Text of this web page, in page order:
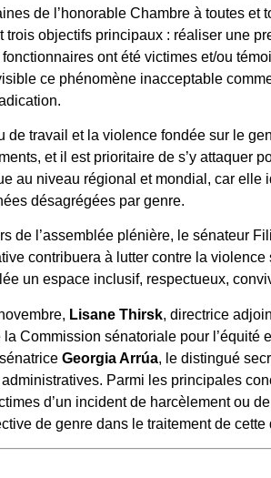
de l’honorable Chambre à toutes
trois objectifs principaux : réaliser une
ont été victimes et/ou
ce phénomène inacceptable
de travail et la violence fondée sur le
et il est prioritaire de s’y attaquer
au niveau régional et mondial, car
désagrégées par genre.
de l’assemblée plénière, le sénateur
contribuera à lutter contre la
un espace inclusif, respectueux,
Lisane Thirsk, directrice
la Commission sénatoriale pour
Georgia Arrúa, le distingué
Parmi les principales
d’un incident de harcèlement ou
de genre dans le traitement de cette